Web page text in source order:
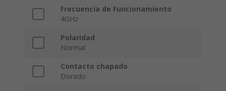
Frecuencia de Funcionamiento
4GHz
Polaridad
Normal
Contacto chapado
Dorado